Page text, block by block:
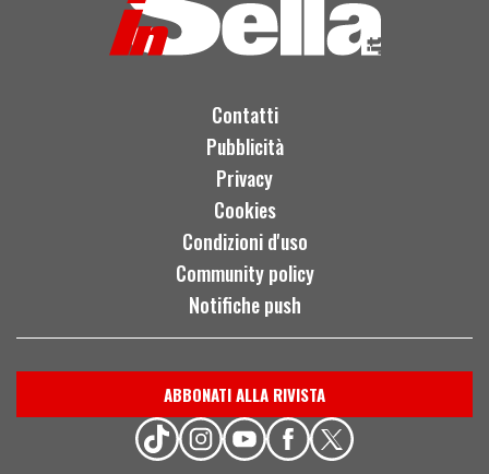
Contatti
Pubblicità
Privacy
Cookies
Condizioni d'uso
Community policy
Notifiche push
ABBONATI ALLA RIVISTA